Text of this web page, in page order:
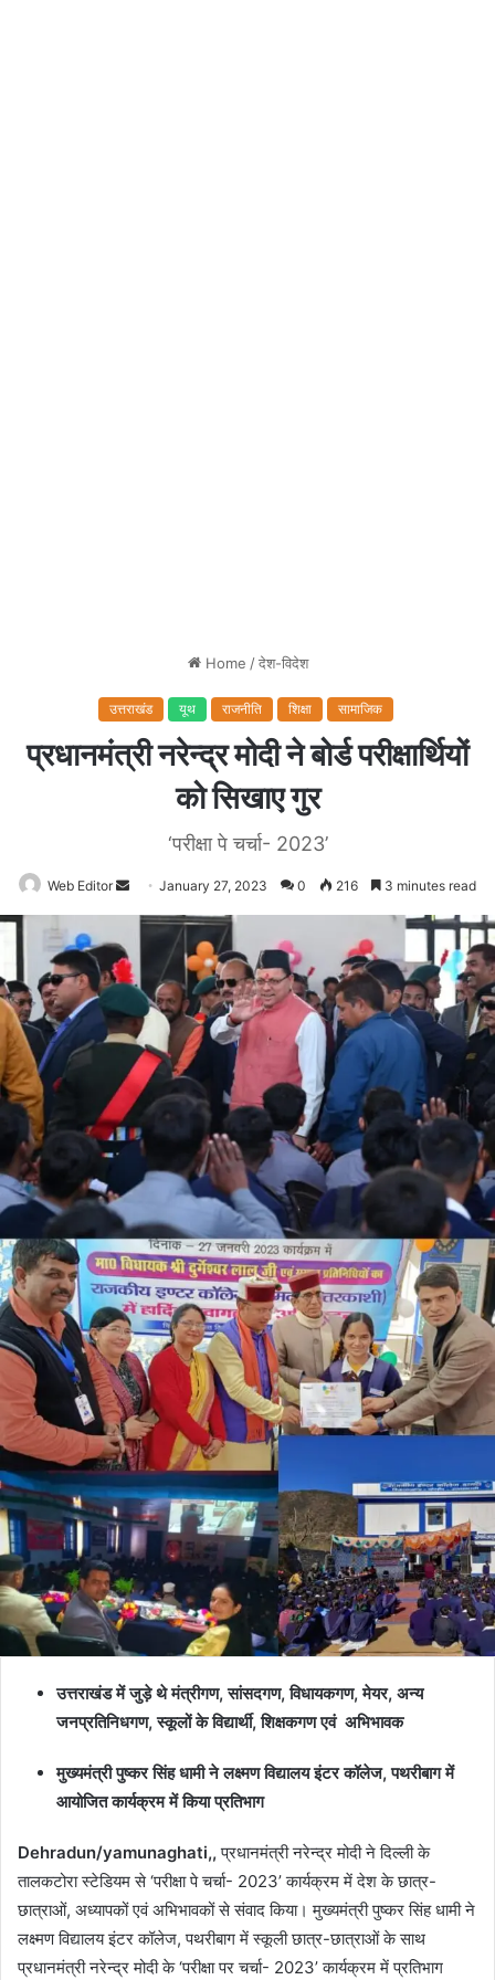
Home / देश-विदेश
उत्तराखंड यूथ राजनीति शिक्षा सामाजिक
प्रधानमंत्री नरेन्द्र मोदी ने बोर्ड परीक्षार्थियों
को सिखाए गुर
‘परीक्षा पे चर्चा- 2023’
Web Editor
Send
an
email
January 27, 2023 0 216 3 minutes read
उत्तराखंड में जुड़े थे मंत्रीगण, सांसदगण, विधायकगण, मेयर, अन्य
जनप्रतिनिधगण, स्कूलों के विद्यार्थी, शिक्षकगण एवं अभिभावक
मुख्यमंत्री पुष्कर सिंह धामी ने लक्ष्मण विद्यालय इंटर कॉलेज, पथरीबाग में
आयोजित कार्यक्रम में किया प्रतिभाग
Dehradun/yamunaghati,, प्रधानमंत्री नरेन्द्र मोदी ने दिल्ली के
तालकटोरा स्टेडियम से ‘परीक्षा पे चर्चा- 2023’ कार्यक्रम में देश के छात्र-
छात्राओं, अध्यापकों एवं अभिभावकों से संवाद किया। मुख्यमंत्री पुष्कर सिंह धामी ने
लक्ष्मण विद्यालय इंटर कॉलेज, पथरीबाग में स्कूली छात्र-छात्राओं के साथ
प्रधानमंत्री नरेन्द्र मोदी के ‘परीक्षा पर चर्चा- 2023’ कार्यक्रम में प्रतिभाग